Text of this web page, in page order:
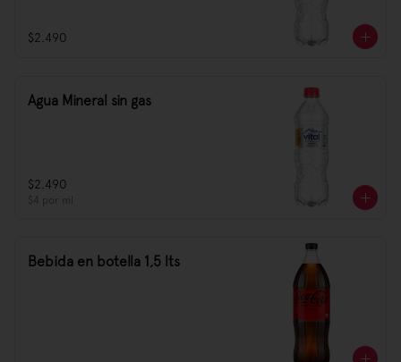
$2.490
Agua Mineral sin gas
$2.490
$4 por ml
Bebida en botella 1,5 lts